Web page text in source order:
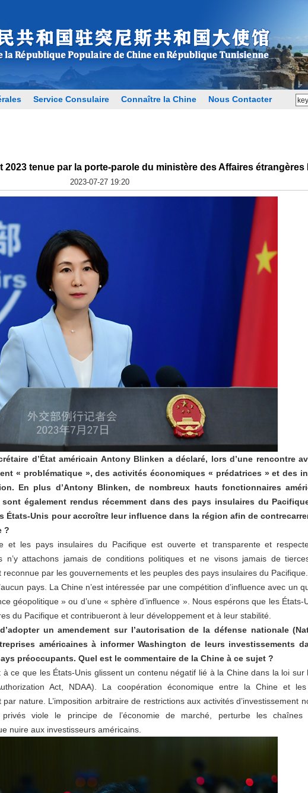
Service Consulaire Connaître la Chine Nous Contacter
tenue par la porte-parole du ministère des Affaires étrangères
2023-07-27 19:20
d’État américain Antony Blinken a déclaré, lors d’une rencontre
« problématique », des activités économiques « prédatrices » et des
En plus d’Antony Blinken, de nombreux hauts fonctionnaires
également rendus récemment dans des pays insulaires du
États-Unis pour accroître leur influence dans la région afin de
?
les pays insulaires du Pacifique est ouverte et transparente et
attachons jamais de conditions politiques et ne visons jamais de
par les gouvernements et les peuples des pays insulaires du Pacifique.
pays. La Chine n’est intéressée par une compétition d’influence avec un
géopolitique » ou d’une « sphère d’influence ». Nous espérons que les États-
du Pacifique et contribueront à leur développement et à leur stabilité.
un amendement sur l’autorisation de la défense nationale
américaines à informer Washington de leurs investissements
préoccupants. Quel est le commentaire de la Chine à ce sujet ?
ce que les États-Unis glissent un contenu négatif lié à la Chine dans la loi sur
Act, NDAA). La coopération économique entre la Chine et
nature. L’imposition arbitraire de restrictions aux activités d’investissement
viole le principe de l’économie de marché, perturbe les chaînes
nuire aux investisseurs américains.